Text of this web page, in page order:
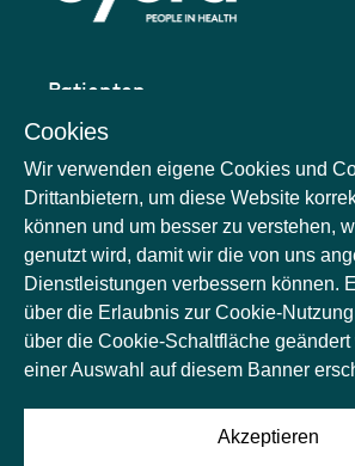
Patienten
Termin buchen
Standorte
Unternehmen
Datenschutz
Cookies
Wir verwenden eigene Cookies und
Drittanbietern, um diese Website
können und um besser zu verstehen,
genutzt wird, damit wir die von uns
Dienstleistungen verbessern können.
über die Erlaubnis zur Cookie-
über die Cookie-Schaltfläche
einer Auswahl auf diesem Banner
Akzeptieren